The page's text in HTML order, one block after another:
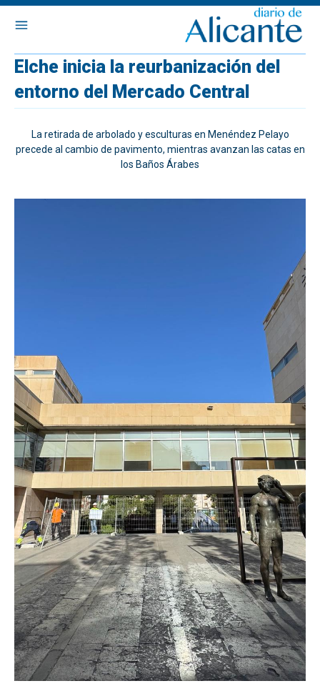
Elche inicia la reurbanización del
entorno del Mercado Central
La retirada de arbolado y esculturas en Menéndez Pelayo
precede al cambio de pavimento, mientras avanzan las catas en
los Baños Árabes